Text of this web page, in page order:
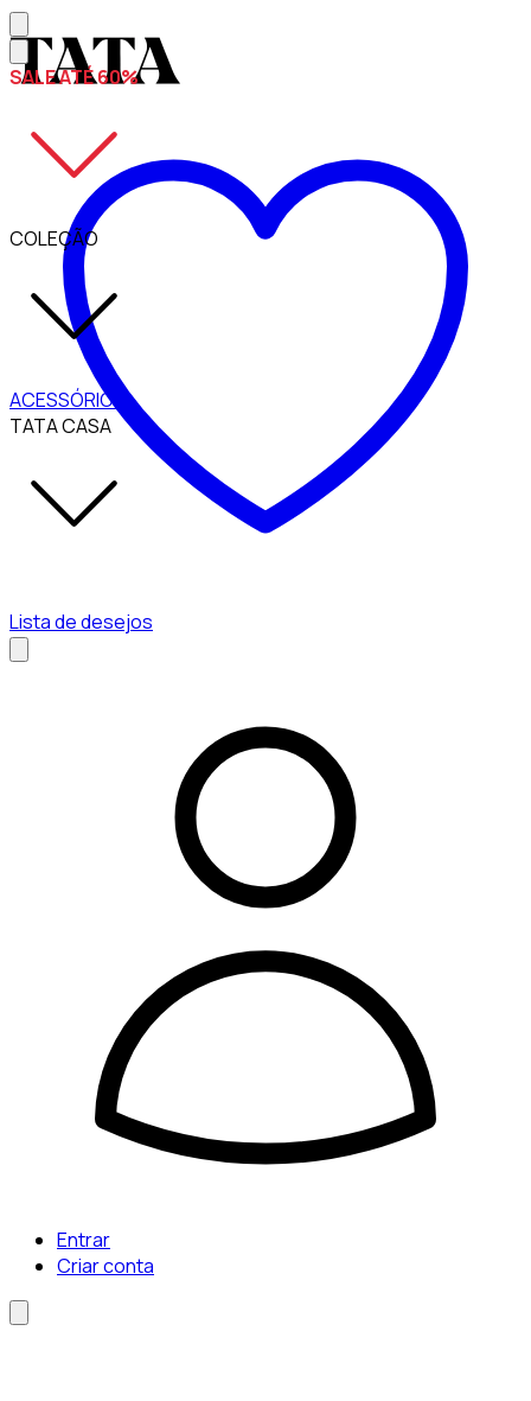
SALE ATÉ 60%
COLEÇÃO
ACESSÓRIOS
TATA CASA
Lista de desejos
Entrar
Criar conta